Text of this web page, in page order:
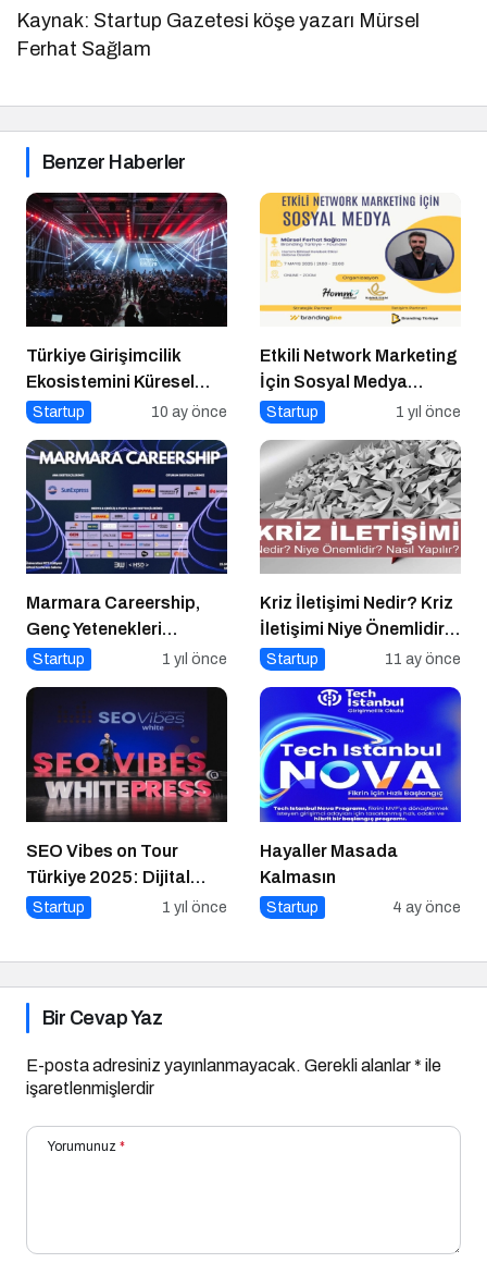
Kaynak: Startup Gazetesi köşe yazarı Mürsel
Ferhat Sağlam
Benzer Haberler
Türkiye Girişimcilik
Ekosistemini Küresel
Sahneye Taşıyan
Startup 10 ay önce
Etkili Network Marketing
İçin Sosyal Medya
Etkinliği İçin Geri Sayım!
Startup 1 yıl önce
Marmara Careership,
Genç Yetenekleri
Geleceğin İş Dünyasıyla
Startup 1 yıl önce
Kriz İletişimi Nedir? Kriz
İletişimi Niye Önemlidir?
Kriz İletişimi Nasıl
Startup 11 ay önce
SEO Vibes on Tour
Türkiye 2025: Dijital
Dünyanın Nabzını Tutan
Startup 1 yıl önce
Hayaller Masada
Kalmasın
Startup 4 ay önce
Bir Cevap Yaz
E-posta adresiniz yayınlanmayacak. Gerekli alanlar* ile
işaretlenmişlerdir
Yorumunuz *